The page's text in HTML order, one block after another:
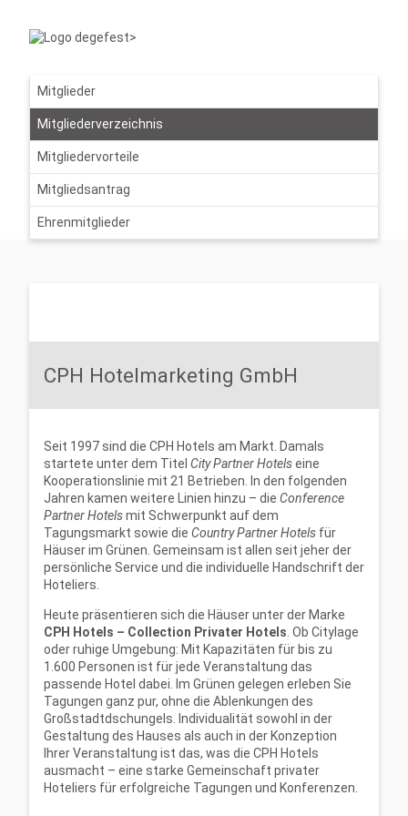
Mitglieder
Mitgliederverzeichnis
Mitgliedervorteile
Mitgliedsantrag
Ehrenmitglieder
CPH Hotelmarketing GmbH
Seit 1997 sind die CPH Hotels am Markt. Damals
startete unter dem Titel City Partner Hotelseine
Kooperationslinie mit 21 Betrieben. In den folgenden
Jahren kamen weitere Linien hinzu – die Conference
Partner Hotelsmit Schwerpunkt auf dem
Tagungsmarkt sowie die Country Partner Hotels für
Häuser im Grünen. Gemeinsam ist allen seit jeher der
persönliche Service und die individuelle Handschrift der
Hoteliers.
Heute präsentieren sich die Häuser unter der Marke
CPH Hotels – Collection Privater Hotels . Ob Citylage
oder ruhige Umgebung: Mit Kapazitäten für bis zu
1.600 Personen ist für jede Veranstaltung das
passende Hotel dabei. Im Grünen gelegen erleben Sie
Tagungen ganz pur, ohne die Ablenkungen des
Großstadtdschungels. Individualität sowohl in der
Gestaltung des Hauses als auch in der Konzeption
Ihrer Veranstaltung ist das, was die CPH Hotels
ausmacht – eine starke Gemeinschaft privater
Hoteliers für erfolgreiche Tagungen und Konferenzen.